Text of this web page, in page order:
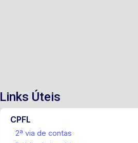
Links Úteis
CPFL
2ª via de contas